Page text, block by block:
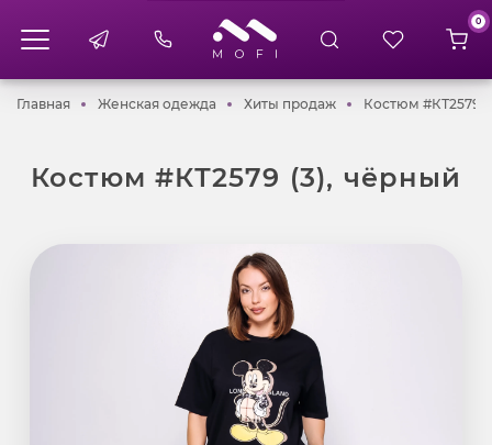
0
ГлавнаяГлавнаяЖенская одежда Женская одежда
Хиты продажХиты продаж
Костюм #КТ2579
Костюм #КТ2579 (3), чёрный